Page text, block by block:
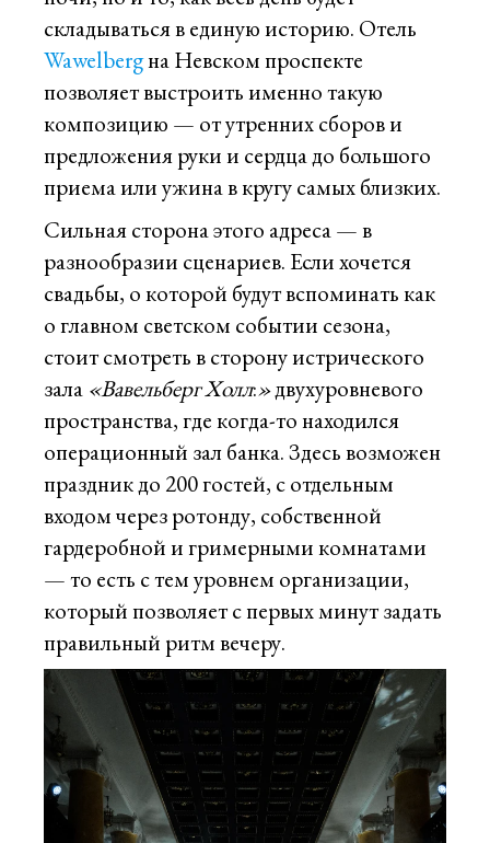
складываться в единую историю. Отель
Wawelbergна Невском проспекте
позволяет выстроить именно такую
композицию — от утренних сборов и
предложения руки и сердца до большого
приема или ужина в кругу самых близких.
Сильная сторона этого адреса — в
разнообразии сценариев. Если хочется
свадьбы, о которой будут вспоминать как
о главном светском событии сезона,
стоит смотреть в сторону истрического
зала «Вавельберг Холл:»двухуровневого
пространства, где когда-то находился
операционный зал банка. Здесь возможен
праздник до 200 гостей, с отдельным
входом через ротонду, собственной
гардеробной и гримерными комнатами
— то есть с тем уровнем организации,
который позволяет с первых минут задать
правильный ритм вечеру.